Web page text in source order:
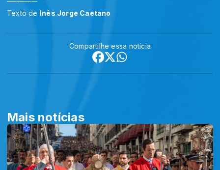
Texto de Inês Jorge Caetano
Compartilhe essa notícia
Mais notícias